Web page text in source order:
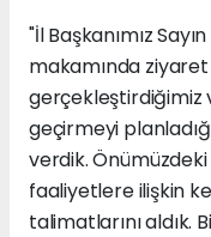
"İl Başkanımız
makamında
gerçekleştirdiğimiz
geçirmeyi
verdik.
faaliyetlere ilişkin
talimatlarını aldık.